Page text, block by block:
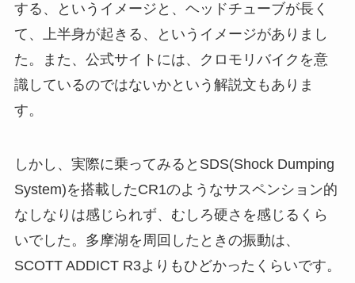
する、というイメージと、ヘッドチューブが長く
て、上半身が起きる、というイメージがありまし
た。また、公式サイトには、クロモリバイクを意
識しているのではないかという解説文もありま
す。
しかし、実際に乗ってみるとSDS(Shock Dumping
System)を搭載したCR1のようなサスペンション的
なしなりは感じられず、むしろ硬さを感じるくら
いでした。多摩湖を周回したときの振動は、
SCOTT ADDICT R3よりもひどかったくらいです。